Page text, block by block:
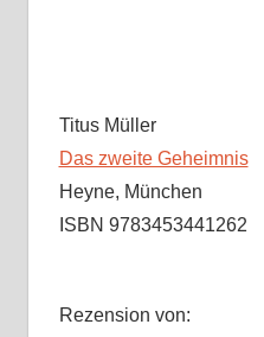
Titus Müller
Das zweite Geheimnis
Heyne, München
ISBN 9783453441262
Rezension von: